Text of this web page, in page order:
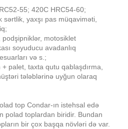
55; 420C HRC54-60;
yaxşı pas müqaviməti,
motosiklet
soyuducu avadanlıq
və s.;
palet, taxta qutu qablaşdırma,
tələblərinə uyğun olaraq
top Condar-ın istehsal edə
polad toplardan biridir. Bundan
bir çox başqa növləri də var.